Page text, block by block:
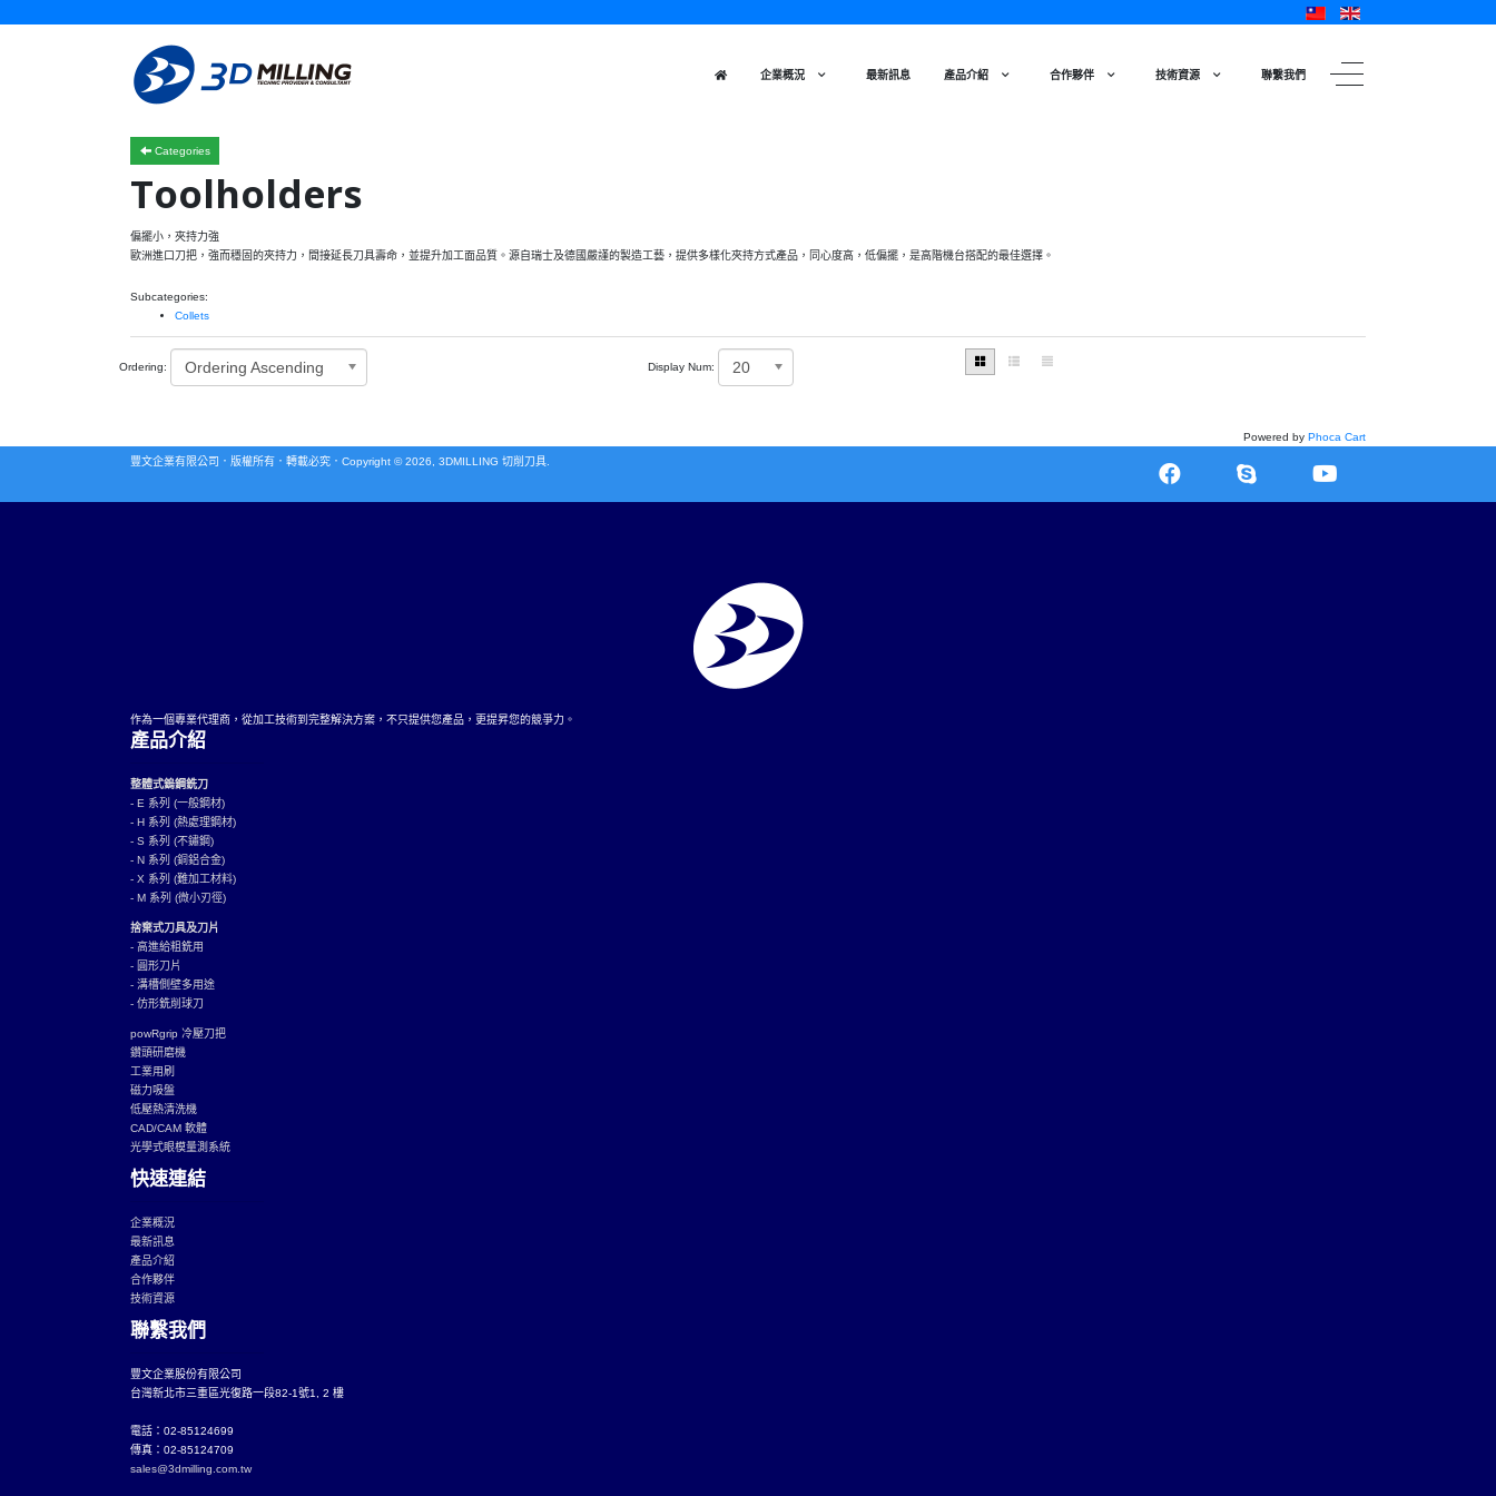
企業概況 最新訊息 產品介紹 合作夥伴 技術資源 聯繫我們
Categories
Toolholders
偏擺小，夾持力強
歐洲進口刀把，強而穩固的夾持力，間接延長刀具壽命，並提升加工面品質。源自瑞士及德國嚴謹的製造工藝，提供多樣化夾持方式產品，同心度高，低偏擺，是高階機台搭配的最佳選擇。
Subcategories:
Collets
Ordering: Ordering Ascending Display Num: 20
Powered by Phoca Cart
豐文企業有限公司．版權所有．轉載必究．Copyright © 2026, 3DMILLING 切削刀具.
作為一個專業代理商，從加工技術到完整解決方案，不只提供您產品，更提昇您的競爭力。
產品介紹
整體式鎢鋼銑刀
- E 系列 (一般鋼材)
- H 系列 (熱處理鋼材)
- S 系列 (不鏽鋼)
- N 系列 (銅鋁合金)
- X 系列 (難加工材料)
- M 系列 (微小刃徑)
捨棄式刀具及刀片
- 高進給粗銑用
- 圓形刀片
- 溝槽側壁多用途
- 仿形銑削球刀
powRgrip 冷壓刀把
鑽頭研磨機
工業用刷
磁力吸盤
低壓熱清洗機
CAD/CAM 軟體
光學式眼模量測系統
快速連結
企業概況
最新訊息
產品介紹
合作夥伴
技術資源
聯繫我們
豐文企業股份有限公司
台灣新北市三重區光復路一段82-1號1, 2 樓
電話：02-85124699
傳真：02-85124709
sales@3dmilling.com.tw